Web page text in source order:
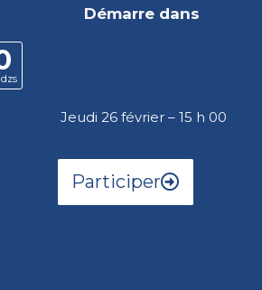
Démarre dans
Jeudi 26 février – 15 h 00
Participer